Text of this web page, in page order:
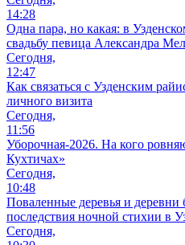
14:28
Одна пара, но какая: в
свадьбу певица Александра
Сегодня,
12:47
Как связаться с Узденским
личного визита
Сегодня,
11:56
Уборочная-2026. На кого
Кухтичах»
Сегодня,
10:48
Поваленные деревья и деревни
последствия ночной стихии в
Сегодня,